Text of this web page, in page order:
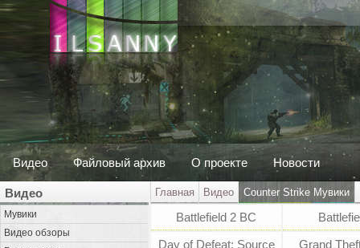
Видео Файловый архив О проекте Новости
Видео
Мувики
Видео обзоры
Главная Видео Counter Strike Мувики
Battlefield 2 BC
Day of Defeat: Source
Grand